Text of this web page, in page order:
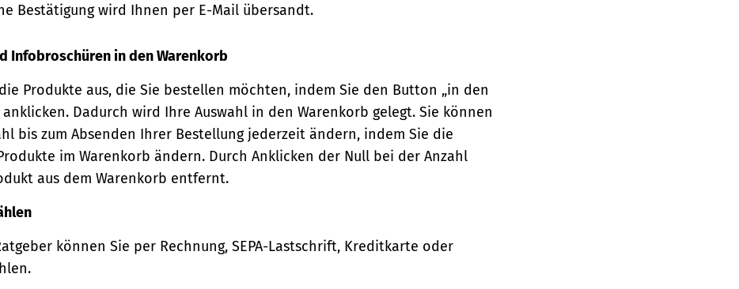
Bestätigung wird Ihnen per E-Mail übersandt.
Infobroschüren in den Warenkorb
Produkte aus, die Sie bestellen möchten, indem Sie den Button „in den
anklicken. Dadurch wird Ihre Auswahl in den Warenkorb gelegt. Sie können
bis zum Absenden Ihrer Bestellung jederzeit ändern, indem Sie die
im Warenkorb ändern. Durch Anklicken der Null bei der Anzahl
aus dem Warenkorb entfernt.
können Sie per Rechnung, SEPA-Lastschrift, Kreditkarte oder